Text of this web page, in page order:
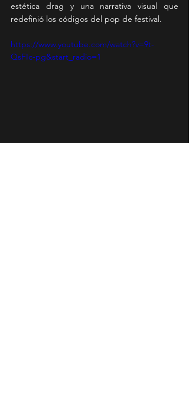
estética drag y una narrativa visual que
redefinió los códigos del pop de festival.
https://www.youtube.com/watch?v=9t-
QsFIc-pg&start_radio=1